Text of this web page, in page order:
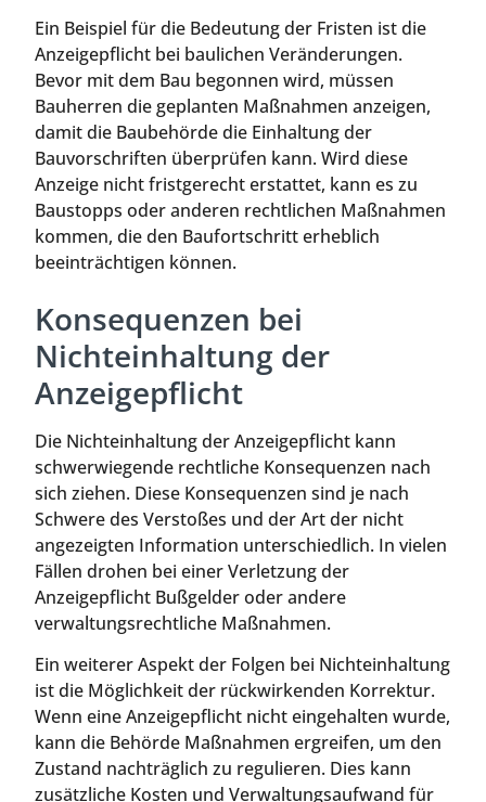
Ein Beispiel für die Bedeutung der Fristen ist die
Anzeigepflicht bei baulichen Veränderungen.
Bevor mit dem Bau begonnen wird, müssen
Bauherren die geplanten Maßnahmen anzeigen,
damit die Baubehörde die Einhaltung der
Bauvorschriften überprüfen kann. Wird diese
Anzeige nicht fristgerecht erstattet, kann es zu
Baustopps oder anderen rechtlichen Maßnahmen
kommen, die den Baufortschritt erheblich
beeinträchtigen können.
Konsequenzen bei
Nichteinhaltung der
Anzeigepflicht
Die Nichteinhaltung der Anzeigepflicht kann
schwerwiegende rechtliche Konsequenzen nach
sich ziehen. Diese Konsequenzen sind je nach
Schwere des Verstoßes und der Art der nicht
angezeigten Information unterschiedlich. In vielen
Fällen drohen bei einer Verletzung der
Anzeigepflicht Bußgelder oder andere
verwaltungsrechtliche Maßnahmen.
Ein weiterer Aspekt der Folgen bei Nichteinhaltung
ist die Möglichkeit der rückwirkenden Korrektur.
Wenn eine Anzeigepflicht nicht eingehalten wurde,
kann die Behörde Maßnahmen ergreifen, um den
Zustand nachträglich zu regulieren. Dies kann
zusätzliche Kosten und Verwaltungsaufwand für